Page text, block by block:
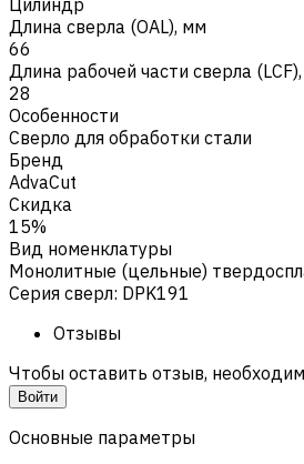
Длина сверла (OAL), мм
66
Длина рабочей части сверла
28
Особенности
Сверло для обработки стали
Бренд
AdvaCut
Скидка
15%
Вид номенклатуры
Монолитные (цельные)
Серия сверл: DPK191
Отзывы
Чтобы оставить отзыв,
Войти
Основные параметры